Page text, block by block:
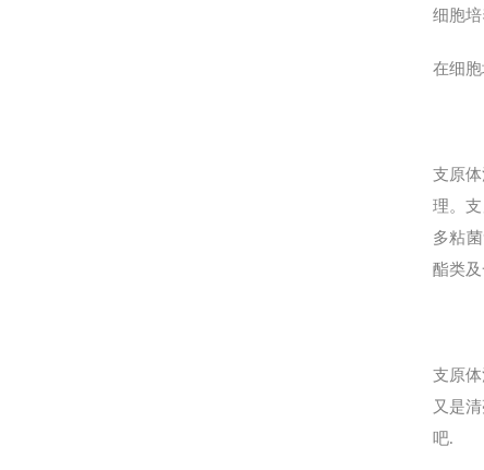
细胞
在细胞
支原
理。
多粘
酯类
支原
又是
吧.